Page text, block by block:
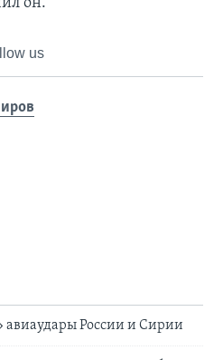
он.
us
авиаудары России и Сирии